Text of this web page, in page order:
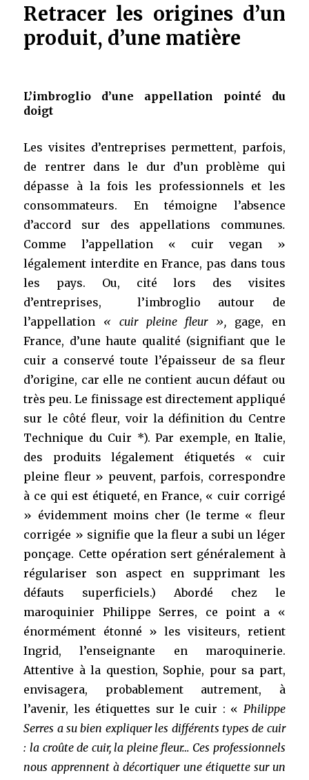
Retracer les origines d’un
produit, d’une matière
L’imbroglio d’une appellation pointé du
doigt
Les visites d’entreprises permettent, parfois,
de rentrer dans le dur d’un problème qui
dépasse à la fois les professionnels et les
consommateurs. En témoigne l’absence
d’accord sur des appellations communes.
Comme l’appellation « cuir vegan »
légalement interdite en France, pas dans tous
les pays. Ou, cité lors des visites
d’entreprises, l’imbroglio autour de
l’appellation « cuir pleine fleur », gage, en
France, d’une haute qualité (signifiant que le
cuir a conservé toute l’épaisseur de sa fleur
d’origine, car elle ne contient aucun défaut ou
très peu. Le finissage est directement appliqué
sur le côté fleur, voir la définition du Centre
Technique du Cuir *). Par exemple, en Italie,
des produits légalement étiquetés « cuir
pleine fleur » peuvent, parfois, correspondre
à ce qui est étiqueté, en France, « cuir corrigé
» évidemment moins cher (le terme « fleur
corrigée » signifie que la fleur a subi un léger
ponçage. Cette opération sert généralement à
régulariser son aspect en supprimant les
défauts superficiels.) Abordé chez le
maroquinier Philippe Serres, ce point a «
énormément étonné » les visiteurs, retient
Ingrid, l’enseignante en maroquinerie.
Attentive à la question, Sophie, pour sa part,
envisagera, probablement autrement, à
l’avenir, les étiquettes sur le cuir : « Philippe
Serres a su bien expliquer les différents types de cuir
: la croûte de cuir, la pleine fleur… Ces professionnels
nous apprennent à décortiquer une étiquette sur un